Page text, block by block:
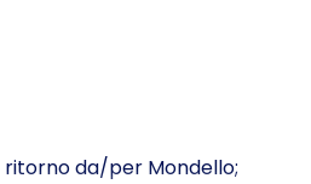
da/per Mondello;